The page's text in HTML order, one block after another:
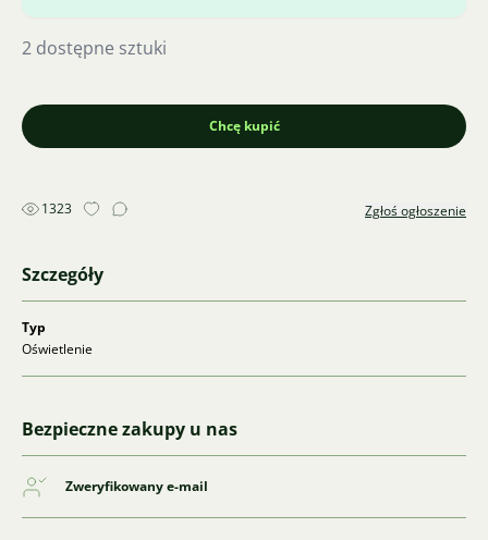
2 dostępne sztuki
Chcę kupić
1323 Zgłoś ogłoszenie
Szczegóły
Typ
Oświetlenie
Bezpieczne zakupy u nas
Zweryfikowany e-mail